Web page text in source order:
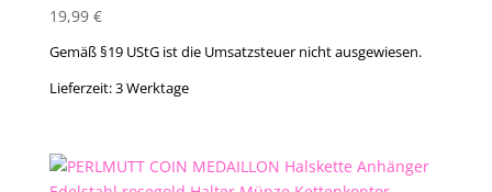
19,99 €
Gemäß §19 UStG ist die Umsatzsteuer nicht ausgewiesen.
Lieferzeit:3 Werktage